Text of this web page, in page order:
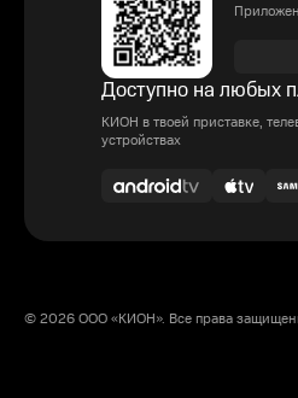
Доступно на любых
КИОН в твоей приставке,
устройствах
© 2026 ООО «КИОН». Все права